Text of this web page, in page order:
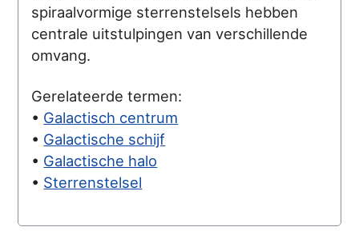
spiraalvormige sterrenstelsels hebben
centrale uitstulpingen van verschillende
omvang.
Gerelateerde termen:
• Galactisch centrum
• Galactische schijf
• Galactische halo
• Sterrenstelsel